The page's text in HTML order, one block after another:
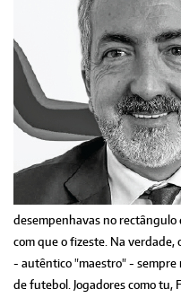
desempenhavas no rectângulo
com que o fizeste. Na
- autêntico "maestro" - sempre
de futebol. Jogadores como tu,